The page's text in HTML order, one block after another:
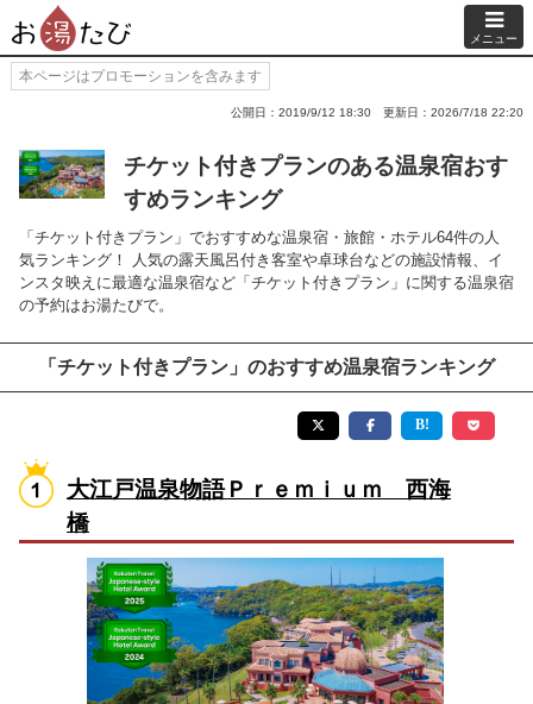
メニュー
本ページはプロモーションを含みます
公開日：2019/9/12 18:30 更新日：2026/7/18 22:20
チケット付きプランのある温泉宿おす
すめランキング
「チケット付きプラン」でおすすめな温泉宿・旅館・ホテル64件の人
気ランキング！ 人気の露天風呂付き客室や卓球台などの施設情報、イ
ンスタ映えに最適な温泉宿など「チケット付きプラン」に関する温泉宿
の予約はお湯たびで。
「チケット付きプラン」のおすすめ温泉宿ランキング
大江戸温泉物語Ｐｒｅｍｉｕｍ 西海
橋